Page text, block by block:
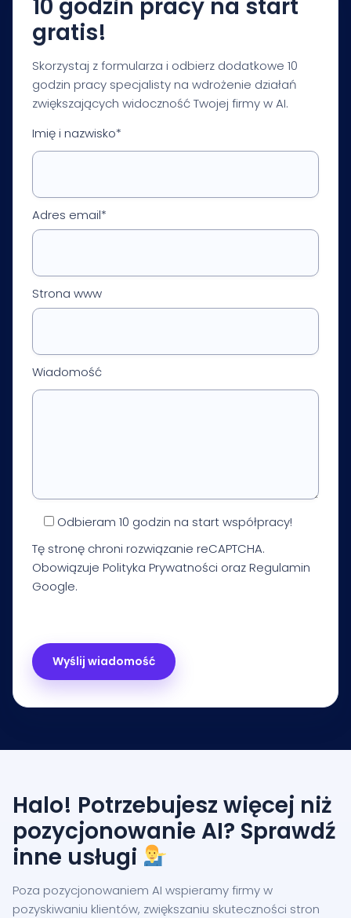
10 godzin pracy na start
gratis!
Skorzystaj z formularza i odbierz dodatkowe 10
godzin pracy specjalisty na wdrożenie działań
zwiększających widoczność Twojej firmy w AI.
Imię i nazwisko*
Adres email*
Strona www
Wiadomość
Odbieram 10 godzin na start współpracy!
Tę stronę chroni rozwiązanie reCAPTCHA.
Obowiązuje Polityka Prywatności orazRegulamin
Google.
Halo! Potrzebujesz więcej niż
pozycjonowanie AI? Sprawdź
inne usługi
Poza pozycjonowaniem AI wspieramy firmy w
pozyskiwaniu klientów, zwiększaniu skuteczności stron